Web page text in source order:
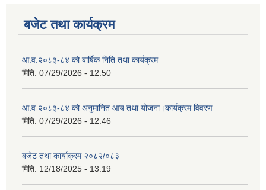
बजेट तथा कार्यक्रम
आ.व.२०८३-८४ को बार्षिक निति तथा कार्यक्रम
मिति: 07/29/2026 - 12:50
आ.व २०८३-८४ को अनुमानित आय तथा योजना।कार्यक्रम विवरण
मिति: 07/29/2026 - 12:46
बजेट तथा कार्याक्रम २०८२/०८३
मिति: 12/18/2025 - 13:19